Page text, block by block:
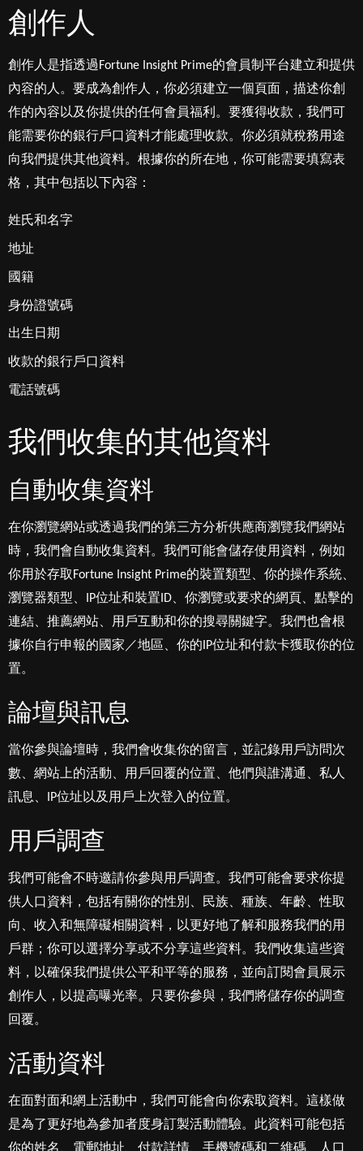
創作人
創作人是指透過Fortune Insight Prime的會員制平台建立和提供
內容的人。要成為創作人，你必須建立一個頁面，描述你創
作的內容以及你提供的任何會員福利。要獲得收款，我們可
能需要你的銀行戶口資料才能處理收款。你必須就稅務用途
向我們提供其他資料。根據你的所在地，你可能需要填寫表
格，其中包括以下內容：
姓氏和名字
地址
國籍
身份證號碼
出生日期
收款的銀行戶口資料
電話號碼
我們收集的其他資料
自動收集資料
在你瀏覽網站或透過我們的第三方分析供應商瀏覽我們網站
時，我們會自動收集資料。我們可能會儲存使用資料，例如
你用於存取Fortune Insight Prime的裝置類型、你的操作系統、
瀏覽器類型、IP位址和裝置ID、你瀏覽或要求的網頁、點擊的
連結、推薦網站、用戶互動和你的搜尋關鍵字。我們也會根
據你自行申報的國家／地區、你的IP位址和付款卡獲取你的位
置。
論壇與訊息
當你參與論壇時，我們會收集你的留言，並記錄用戶訪問次
數、網站上的活動、用戶回覆的位置、他們與誰溝通、私人
訊息、IP位址以及用戶上次登入的位置。
用戶調查
我們可能會不時邀請你參與用戶調查。我們可能會要求你提
供人口資料，包括有關你的性別、民族、種族、年齡、性取
向、收入和無障礙相關資料，以更好地了解和服務我們的用
戶群；你可以選擇分享或不分享這些資料。我們收集這些資
料，以確保我們提供公平和平等的服務，並向訂閱會員展示
創作人，以提高曝光率。只要你參與，我們將儲存你的調查
回覆。
活動資料
在面對面和網上活動中，我們可能會向你索取資料。這樣做
是為了更好地為參加者度身訂製活動體驗。此資料可能包括